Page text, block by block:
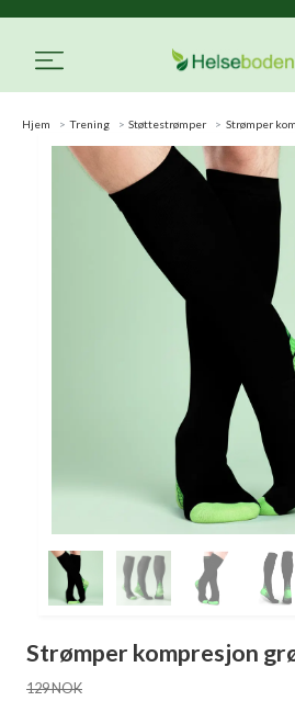
Hjem Trening Støttestrømper Strømper
Strømper kompresjon
129 NOK